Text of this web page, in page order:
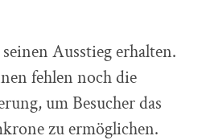
Ausstieg erhalten.
fehlen noch die
um Besucher das
zu ermöglichen.